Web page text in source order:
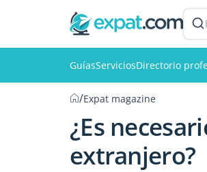
GuíasServiciosDirectorio
/Expat magazine
¿Es
extranjero?